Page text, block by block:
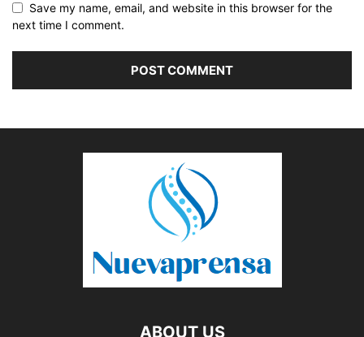
Save my name, email, and website in this browser for the
next time I comment.
ABOUT US